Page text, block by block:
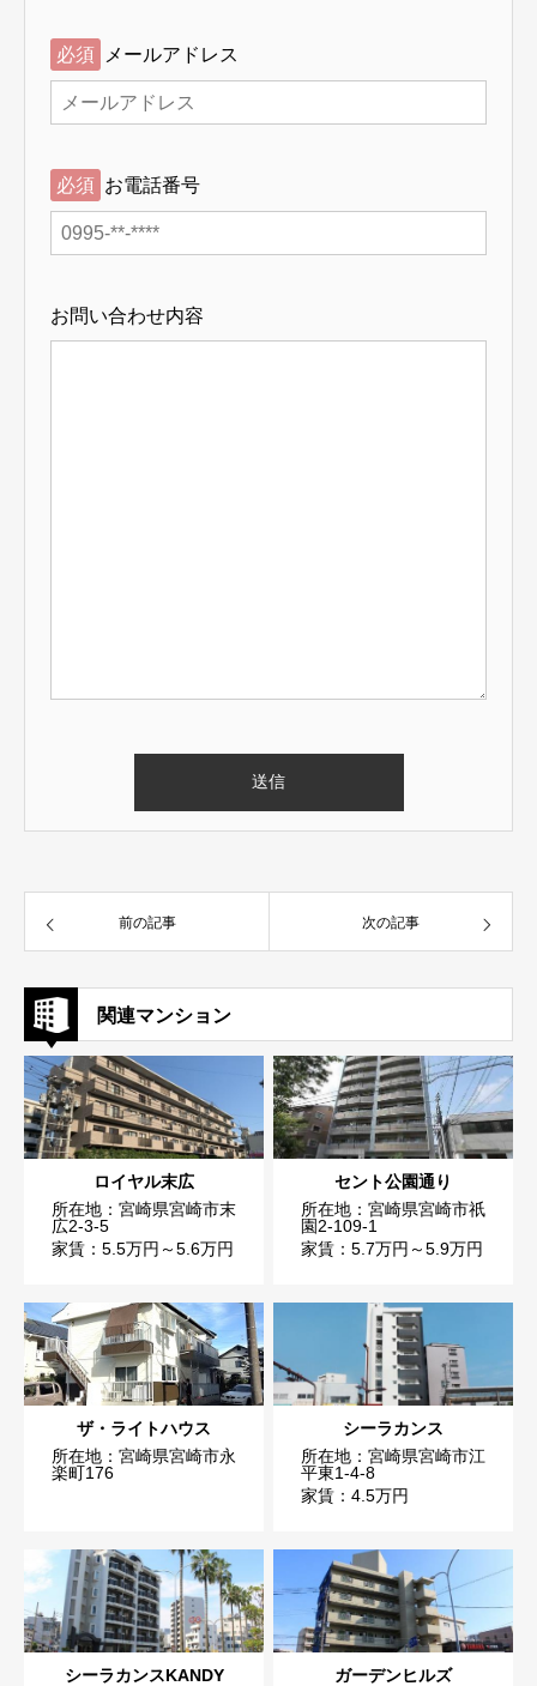
必須 メールアドレス
必須 お電話番号
お問い合わせ内容
前の記事 次の記事
関連マンション
ロイヤル末広
所在地：宮崎県宮崎市末
広2-3-5
家賃：5.5万円～5.6万円
セント公園通り
所在地：宮崎県宮崎市祇
園2-109-1
家賃：5.7万円～5.9万円
ザ・ライトハウス
所在地：宮崎県宮崎市永
楽町176
シーラカンス
所在地：宮崎県宮崎市江
平東1-4-8
家賃：4.5万円
シーラカンスKANDY
ガーデンヒルズ